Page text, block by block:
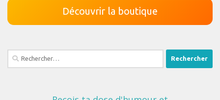
Découvrir la boutique
Rechercher :